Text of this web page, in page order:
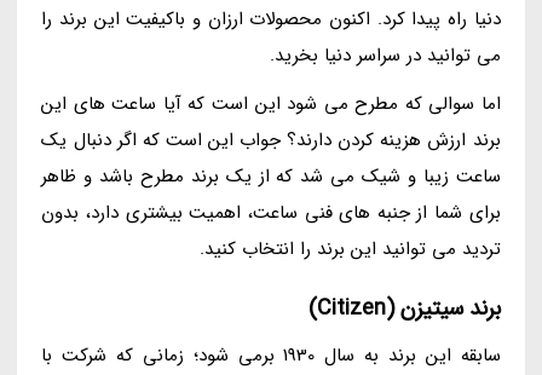
دنیا راه پیدا کرد. اکنون محصولات ارزان و باکیفیت این برند را
می توانید در سراسر دنیا بخرید.
اما سوالی که مطرح می شود این است که آیا ساعت های این
برند ارزش هزینه کردن دارند؟ جواب این است که اگر دنبال یک
ساعت زیبا و شیک می شد که از یک برند مطرح باشد و ظاهر
برای شما از جنبه های فنی ساعت، اهمیت بیشتری دارد، بدون
تردید می توانید این برند را انتخاب کنید.
برند سیتیزن (Citizen)
سابقه این برند به سال 1930 برمی شود؛ زمانی که شرکت با